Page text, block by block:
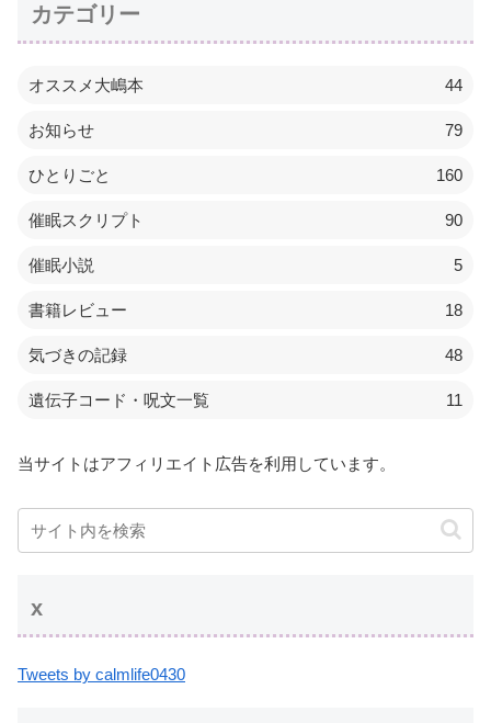
カテゴリー
オススメ大嶋本 44
お知らせ 79
ひとりごと 160
催眠スクリプト 90
催眠小説 5
書籍レビュー 18
気づきの記録 48
遺伝子コード・呪文一覧 11
当サイトはアフィリエイト広告を利用しています。
x
Tweets by calmlife0430